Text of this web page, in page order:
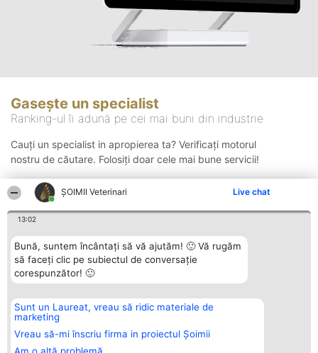
ȘOIMII Veterinari Live chat
13:02
Bună, suntem încântați să vă ajutăm! 🙂 Vă rugăm
să faceți clic pe subiectul de conversație
corespunzător! 🙂
Sunt un Laureat, vreau să ridic materiale de
marketing
Vreau să-mi înscriu firma in proiectul Șoimii
Gasește un specialist
Ranking-ul îi adună pe cei mai buni din industrie
Cauți un specialist in apropierea ta? Verificați motorul
nostru de căutare. Folosiți doar cele mai bune servicii!
Organizator Ranking
BRIGHT SOLUTIONS BR SRL
Aleea Timisul De Sus 2 Bl. A30
Sc. A Et. 4 Ap. 13 Cod 061952
București
Plebiscyt
Lista Tuturor
Laureaților
Contact